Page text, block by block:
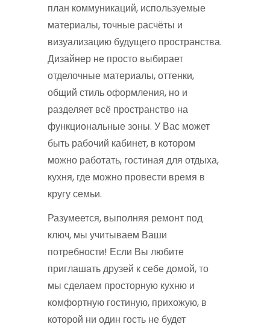
план коммуникаций, используемые
материалы, точные расчёты и
визуализацию будущего пространства.
Дизайнер не просто выбирает
отделочные материалы, оттенки,
общий стиль оформления, но и
разделяет всё пространство на
функциональные зоны. У Вас может
быть рабочий кабинет, в котором
можно работать, гостиная для отдыха,
кухня, где можно провести время в
кругу семьи.
Разумеется, выполняя ремонт под
ключ, мы учитываем Ваши
потребности! Если Вы любите
приглашать друзей к себе домой, то
мы сделаем просторную кухню и
комфортную гостиную, прихожую, в
которой ни один гость не будет